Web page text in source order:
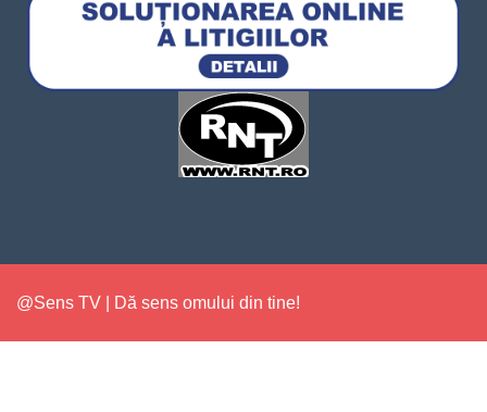
@Sens TV | Dă sens omului din tine!